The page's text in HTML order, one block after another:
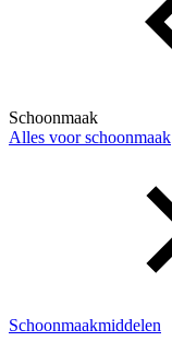
Schoonmaak
Alles voor schoonmaak
Schoonmaakmiddelen